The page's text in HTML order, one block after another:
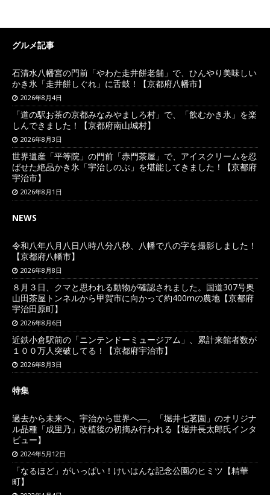
グルメ記事
石清水八幡宮の門前「やわた走井餅老舗」で、ひんやり美味しい
かき氷「走井餅しぐれ」に舌鼓！【京都府八幡市】
2026年8月4日
「道の駅お茶の京都みなみやましろ村」で、「飲むかき氷」を楽
しんできました！【京都府南山城村】
2026年8月3日
世界遺産「平等院」の門前「赤門茶屋」で、アイスクリームを忍
ばせた絶品かき氷「宇治しのぶ」を堪能してきました！【京都府
宇治市】
2026年8月1日
NEWS
令和八年八月八日八時八分八秒、八幡で八の字を撮影しました！
【京都府八幡市】
2026年8月8日
８月３日、クマと思われる動物が確認されました。国道307号奥
山田茶屋トンネルから甲賀市に向かって約400mの農地【京都府
宇治田原町】
2026年8月6日
近鉄小倉駅前の「ニンテンドーミュージアム」、累計来館者数が
１００万人突破してる！【京都府宇治市】
2026年8月3日
特集
過去から未来へ、宇治から世界へ―。「堀井七茗園」のオリジナ
ル品種「成里乃」改植後の初摘み行われる【堀井長太郎氏インタ
ビュー】
2024年5月12日
「なるほど」がいっぱい！けいはんな記念公園のヒミツ【精華
町】